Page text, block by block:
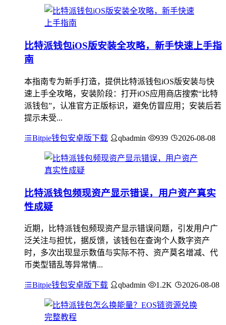
比特派钱包iOS版安装全攻略，新手快速上手指
南
本指南专为新手打造，提供比特派钱包iOS版安装与快
速上手全攻略，安装阶段：打开iOS应用商店搜索“比特
派钱包”，认准官方正版标识，避免仿冒应用；安装后若
提示未受...
Bitpie钱包安卓版下载 qbadmin 939 2026-08-08
比特派钱包频现资产显示错误，用户资产真实
性成疑
近期，比特派钱包频现资产显示错误问题，引发用户广
泛关注与担忧，据反馈，该钱包在查询个人数字资产
时，多次出现显示数值与实际不符、资产莫名增减、代
币类型错乱等异常情...
Bitpie钱包安卓版下载 qbadmin 1.2K 2026-08-08